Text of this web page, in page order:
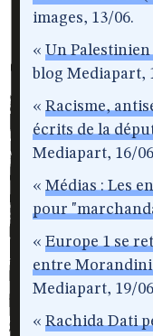
images, 13/06.
« Un
blog Mediapart,
« Racisme,
écrits de la
Mediapart, 16/
« Médias : Les
pour
« Europe 1 se
entre Morandini
Mediapart, 19/
« Rachida Dati